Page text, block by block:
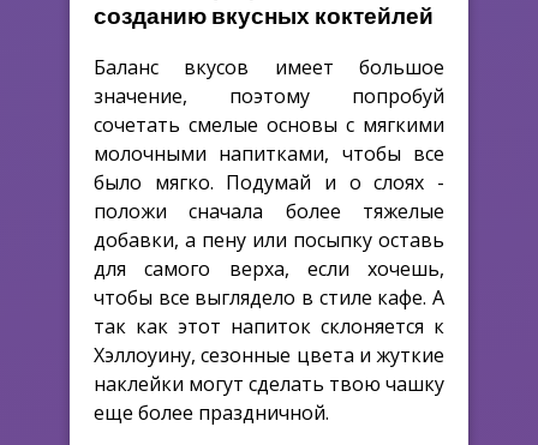
созданию вкусных коктейлей
Баланс вкусов имеет большое
значение, поэтому попробуй
сочетать смелые основы с мягкими
молочными напитками, чтобы все
было мягко. Подумай и о слоях -
положи сначала более тяжелые
добавки, а пену или посыпку оставь
для самого верха, если хочешь,
чтобы все выглядело в стиле кафе. А
так как этот напиток склоняется к
Хэллоуину, сезонные цвета и жуткие
наклейки могут сделать твою чашку
еще более праздничной.